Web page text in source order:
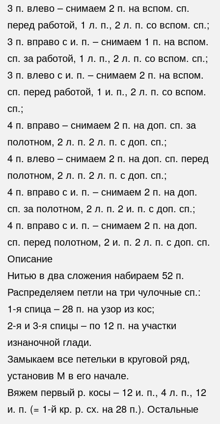
3 п. влево – снимаем 2 п. на вспом. сп.
перед работой, 1 л. п., 2 л. п. со вспом. сп.;
3 п. вправо с и. п. – снимаем 1 п. на вспом.
сп. за работой, 1 л. п., 2 л. п. со вспом. сп.;
3 п. влево с и. п. – снимаем 2 п. на вспом.
сп. перед работой, 1 и. п., 2 л. п. со вспом.
сп.;
4 п. вправо – снимаем 2 п. на доп. сп. за
полотном, 2 л. п. 2 л. п. с доп. сп.;
4 п. влево – снимаем 2 п. на доп. сп. перед
полотном, 2 л. п. 2 л. п. с доп. сп.;
4 п. вправо с и. п. – снимаем 2 п. на доп.
сп. за полотном, 2 л. п. 2 и. п. с доп. сп.;
4 п. вправо с и. п. – снимаем 2 п. на доп.
сп. перед полотном, 2 и. п. 2 л. п. с доп. сп.
Описание
Нитью в два сложения набираем 52 п.
Распределяем петли на три чулочные сп.:
1-я спица – 28 п. на узор из кос;
2-я и 3-я спицы – по 12 п. на участки
изнаночной глади.
Замыкаем все петельки в круговой ряд,
установив М в его начале.
Вяжем первый р. косы – 12 и. п., 4 л. п., 12
и. п. (= 1-й кр. р. сх. на 28 п.). Остальные